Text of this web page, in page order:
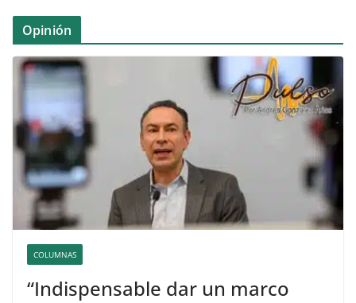
Opinión
COLUMNAS
“Indispensable dar un marco